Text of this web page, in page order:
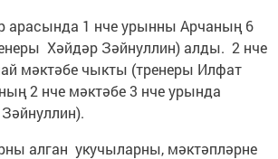
арасында 1 нче урынны Арчаның 6
Хәйдәр Зәйнуллин) алды. 2 нче
мәктәбе чыкты (тренеры Илфат
2 нче мәктәбе 3 нче урында
алган укучыларны, мәктәпләрне